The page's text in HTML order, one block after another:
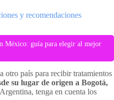
y recomendaciones
México: guía para elegir al mejor
otro país para recibir tratamientos
su lugar de origen a Bogotá,
tenga en cuenta los